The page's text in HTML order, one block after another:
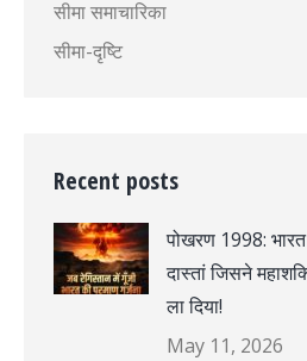
सीमा समाचारिका
सीमा-दृष्टि
Recent posts
पोखरण 1998:
दास्तां जिसने
ला दिया!
May 11, 2026